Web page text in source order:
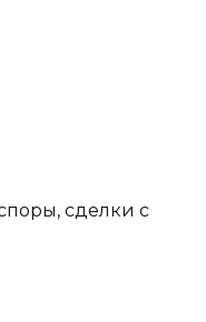
сделки с